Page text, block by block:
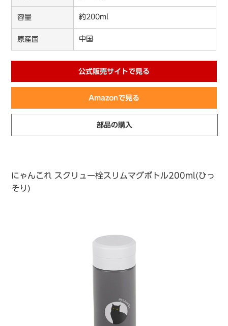
容量 約200ml
原産国 中国
公式販売サイトで見る
Amazonで見る
部品の購入
にゃんこれ スクリュー栓スリムマグボトル200ml(ひっ
そり)